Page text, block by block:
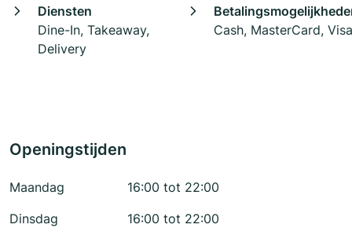
Diensten
Dine-In, Takeaway,
Delivery
Cash, MasterCard, Visa
Openingstijden
Maandag
16:00 tot 22:00
Dinsdag
16:00 tot 22:00